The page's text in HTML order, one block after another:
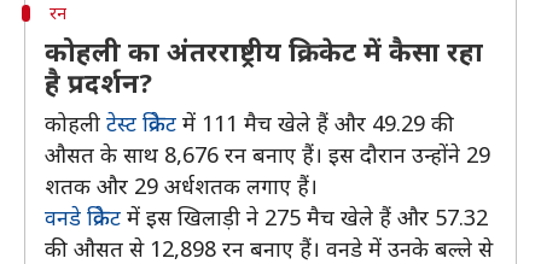
रन
कोहली का अंतरराष्ट्रीय क्रिकेट में कैसा रहा
है प्रदर्शन?
कोहली टेस्ट क्रिकेट में 111 मैच खेले हैं और 49.29 की
औसत के साथ 8,676 रन बनाए हैं। इस दौरान उन्होंने 29
शतक और 29 अर्धशतक लगाए हैं।
वनडे क्रिकेट में इस खिलाड़ी ने 275 मैच खेले हैं और 57.32
की औसत से 12,898 रन बनाए हैं। वनडे में उनके बल्ले से